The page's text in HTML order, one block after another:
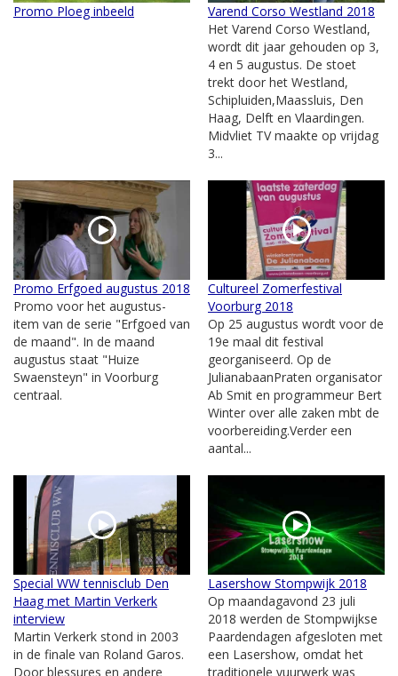
Promo Ploeg inbeeld
Varend Corso Westland 2018
Het Varend Corso Westland,
wordt dit jaar gehouden op 3,
4 en 5 augustus. De stoet
trekt door het Westland,
Schipluiden,Maassluis, Den
Haag, Delft en Vlaardingen.
Midvliet TV maakte op vrijdag
3...
Promo Erfgoed augustus 2018
Promo voor het augustus-
item van de serie "Erfgoed van
de maand". In de maand
augustus staat "Huize
Swaensteyn" in Voorburg
centraal.
Cultureel Zomerfestival
Voorburg 2018
Op 25 augustus wordt voor de
19e maal dit festival
georganiseerd. Op de
JulianabaanPraten organisator
Ab Smit en programmeur Bert
Winter over alle zaken mbt de
voorbereiding.Verder een
aantal...
Special WW tennisclub Den
Haag met Martin Verkerk
interview
Martin Verkerk stond in 2003
in de finale van Roland Garos.
Door blessures en andere
Lasershow Stompwijk 2018
Op maandagavond 23 juli
2018 werden de Stompwijkse
Paardendagen afgesloten met
een Lasershow, omdat het
traditionele vuurwerk was